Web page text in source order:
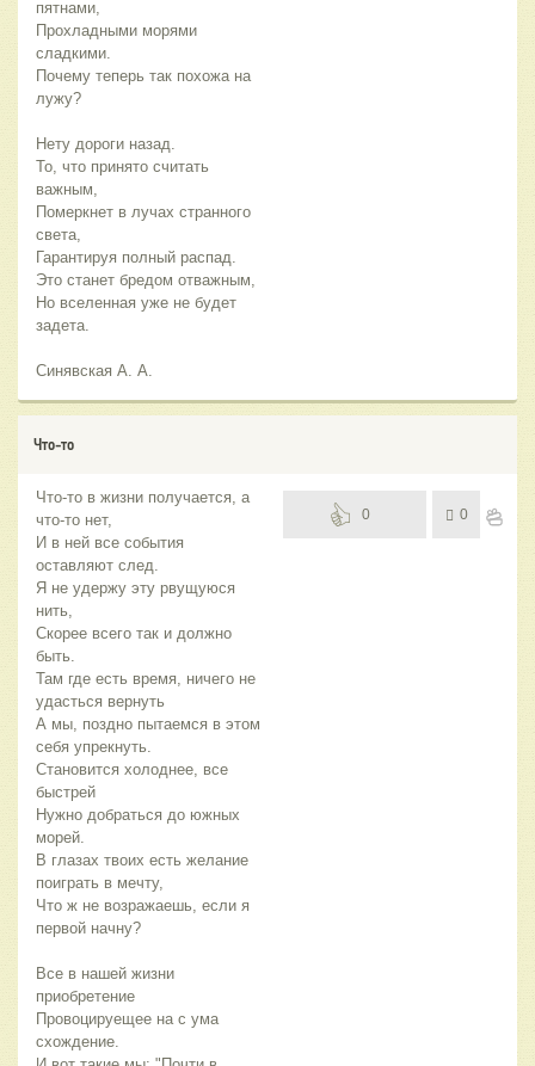
пятнами,
Прохладными морями
сладкими.
Почему теперь так похожа на
лужу?
Нету дороги назад.
То, что принято считать
важным,
Померкнет в лучах странного
света,
Гарантируя полный распад.
Это станет бредом отважным,
Но вселенная уже не будет
задета.
Синявская А. А.
Что-то
Что-то в жизни получается, а
что-то нет,
И в ней все события
оставляют след.
Я не удержу эту рвущуюся
нить,
Скорее всего так и должно
быть.
Там где есть время, ничего не
удасться вернуть
А мы, поздно пытаемся в этом
себя упрекнуть.
Становится холоднее, все
быстрей
Нужно добраться до южных
морей.
В глазах твоих есть желание
поиграть в мечту,
Что ж не возражаешь, если я
первой начну?
Все в нашей жизни
приобретение
Провоцируещее на с ума
схождение.
0 0